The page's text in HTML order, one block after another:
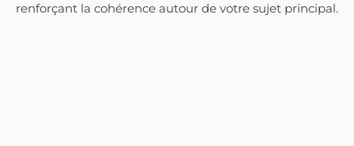
renforçant la cohérence autour de votre sujet principal.